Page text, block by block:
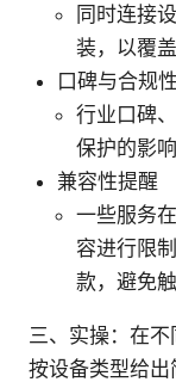
同时连接
装，以覆
口碑与合规性
行业口碑
保护的影
兼容性提醒
一些服务
容进行限
款，避免
三、实操：在
按设备类型给出